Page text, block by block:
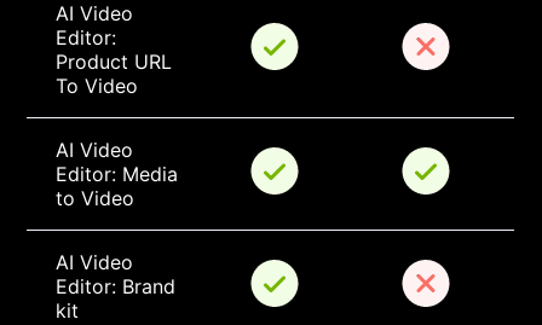
AI Video
Editor:
Product URL
To Video
AI Video
Editor: Media
to Video
AI Video
Editor: Brand
kit